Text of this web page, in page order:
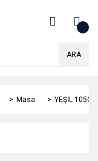
ARA
Masa YEŞİL